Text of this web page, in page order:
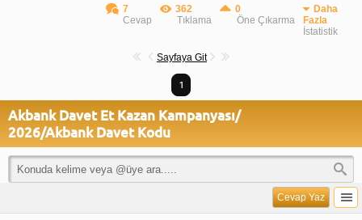
7
Cevap
362
Tıklama
0
Öne Çıkarma
Daha
Fazla
İstatistik
Sayfaya Git
1
Akbank Davet Et Kazan Kampanyası/
2026/Akbank Davet Kodu
Cevap Yaz